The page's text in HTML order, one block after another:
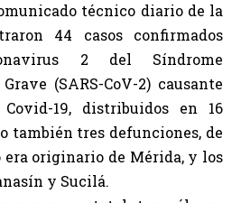
técnico diario de la
44 casos confirmados
2 del Síndrome
(SARS-CoV-2) causante
19, distribuidos en 16
también tres defunciones, de
era originario de Mérida, y los
y Sucilá.